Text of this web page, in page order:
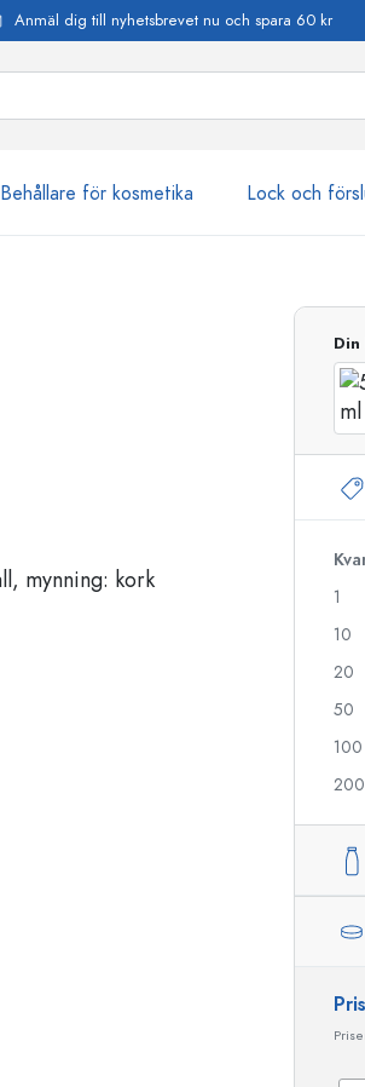
Anmäl dig till nyhetsbrevet nu och spara 60 kr
Behållare för kosmetika Lock och
Airless
Roll on-
Flaskor
Ginflaskor
Alla hjärtans
Dekorativa
1
10
20
50
100
200